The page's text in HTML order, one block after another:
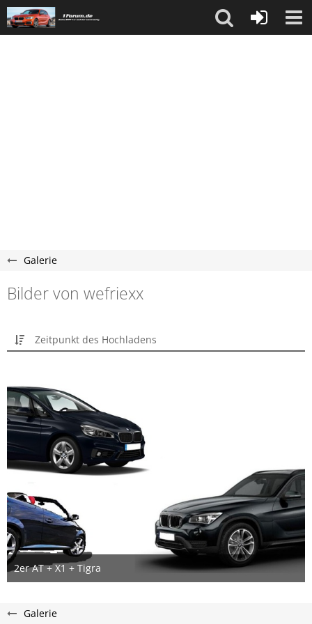
Galerie
Bilder von wefriexx
Zeitpunkt des Hochladens
2er AT + X1 + Tigra
26. Januar 2015
Galerie